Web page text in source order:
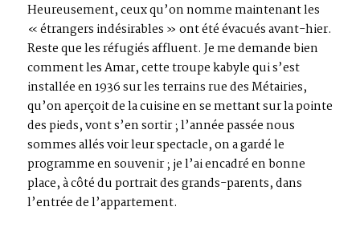
Heureusement, ceux qu’on nomme maintenant les
« étrangers indésirables » ont été évacués avant-hier.
Reste que les réfugiés affluent. Je me demande bien
comment les Amar, cette troupe kabyle qui s’est
installée en 1936 sur les terrainsrue des Métairies,
qu’on aperçoit de la cuisine en se mettant sur la pointe
des pieds, vont s’en sortir ; l’année passée nous
sommes allés voir leur spectacle, on a gardé le
programme en souvenir ; je l’ai encadré en bonne
place, à côté du portrait des grands-parents, dans
l’entrée de l’appartement.